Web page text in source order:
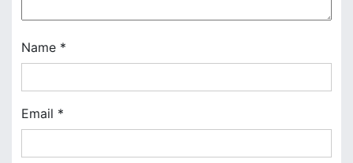
o
n
Name *
Email *